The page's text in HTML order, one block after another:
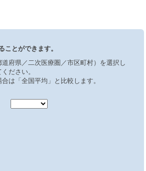
ことができます。
府県／二次医療圏／市区町村）を選択し
ださい。
は「全国平均」と比較します。